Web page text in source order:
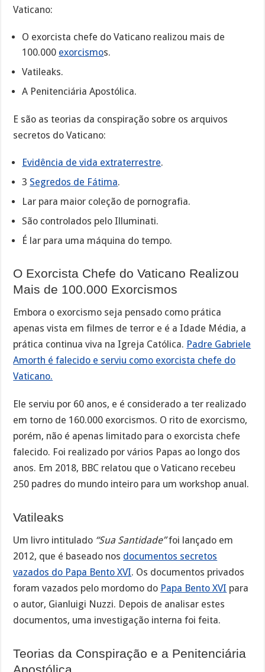
Vaticano:
O exorcista chefe do Vaticano realizou mais de
100.000 exorcismos.
Vatileaks.
A Penitenciária Apostólica.
E são as teorias da conspiração sobre os arquivos
secretos do Vaticano:
Evidência de vida extraterrestre.
3 Segredos de Fátima.
Lar para maior coleção de pornografia.
São controlados pelo Illuminati.
É lar para uma máquina do tempo.
O Exorcista Chefe do Vaticano Realizou
Mais de 100.000 Exorcismos
Embora o exorcismo seja pensado como prática
apenas vista em filmes de terror e é a Idade Média, a
prática continua viva na Igreja Católica. Padre Gabriele
Amorth é falecido e serviu como exorcista chefe do
Vaticano.
Ele serviu por 60 anos, e é considerado a ter realizado
em torno de 160.000 exorcismos. O rito de exorcismo,
porém, não é apenas limitado para o exorcista chefe
falecido. Foi realizado por vários Papas ao longo dos
anos. Em 2018, BBC relatou que o Vaticano recebeu
250 padres do mundo inteiro para um workshop anual.
Vatileaks
Um livro intitulado “Sua Santidade”foi lançado em
2012, que é baseado nos documentos secretos
vazados do Papa Bento XVI. Os documentos privados
foram vazados pelo mordomo do Papa Bento XVI para
o autor, Gianluigi Nuzzi. Depois de analisar estes
documentos, uma investigação interna foi feita.
Teorias da Conspiração e a Penitenciária
Apostólica